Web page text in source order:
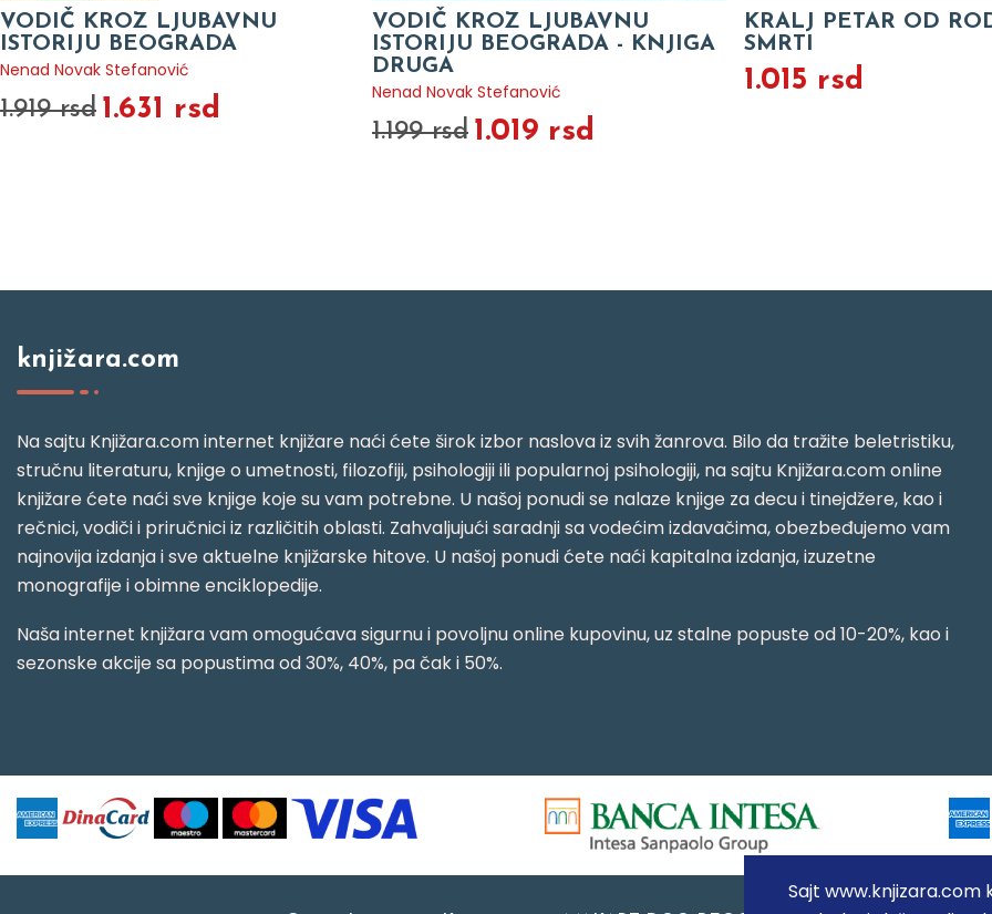
Sajt www.knjizara.com
VODIČ KROZ LJUBAVNU
ISTORIJU BEOGRADA
Nenad Novak Stefanović
1.919 rsd 1.631 rsd
VODIČ KROZ LJUBAVNU
ISTORIJU BEOGRADA - KNJIGA
DRUGA
Nenad Novak Stefanović
1.199 rsd 1.019 rsd
KRALJ PETAR OD
SMRTI
1.015 rsd
knjižara.com
Na sajtu Knjižara.com internet knjižare naći ćete širok izbor naslova iz svih žanrova. Bilo da tražite beletristiku,
stručnu literaturu, knjige o umetnosti, filozofiji, psihologiji ili popularnoj psihologiji, na sajtu Knjižara.com online
knjižare ćete naći sve knjige koje su vam potrebne. U našoj ponudi se nalaze knjige za decu i tinejdžere, kao i
rečnici, vodiči i priručnici iz različitih oblasti. Zahvaljujući saradnji sa vodećim izdavačima, obezbeđujemo vam
najnovija izdanja i sve aktuelne knjižarske hitove. U našoj ponudi ćete naći kapitalna izdanja, izuzetne
monografije i obimne enciklopedije.
Naša internet knjižara vam omogućava sigurnu i povoljnu online kupovinu, uz stalne popuste od 10-20%, kao i
sezonske akcije sa popustima od 30%, 40%, pa čak i 50%.